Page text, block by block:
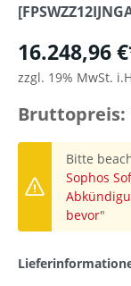
16.248,96
zzgl. 19% MwSt.
Bruttopreis:
Bitte
Sophos
bevor"